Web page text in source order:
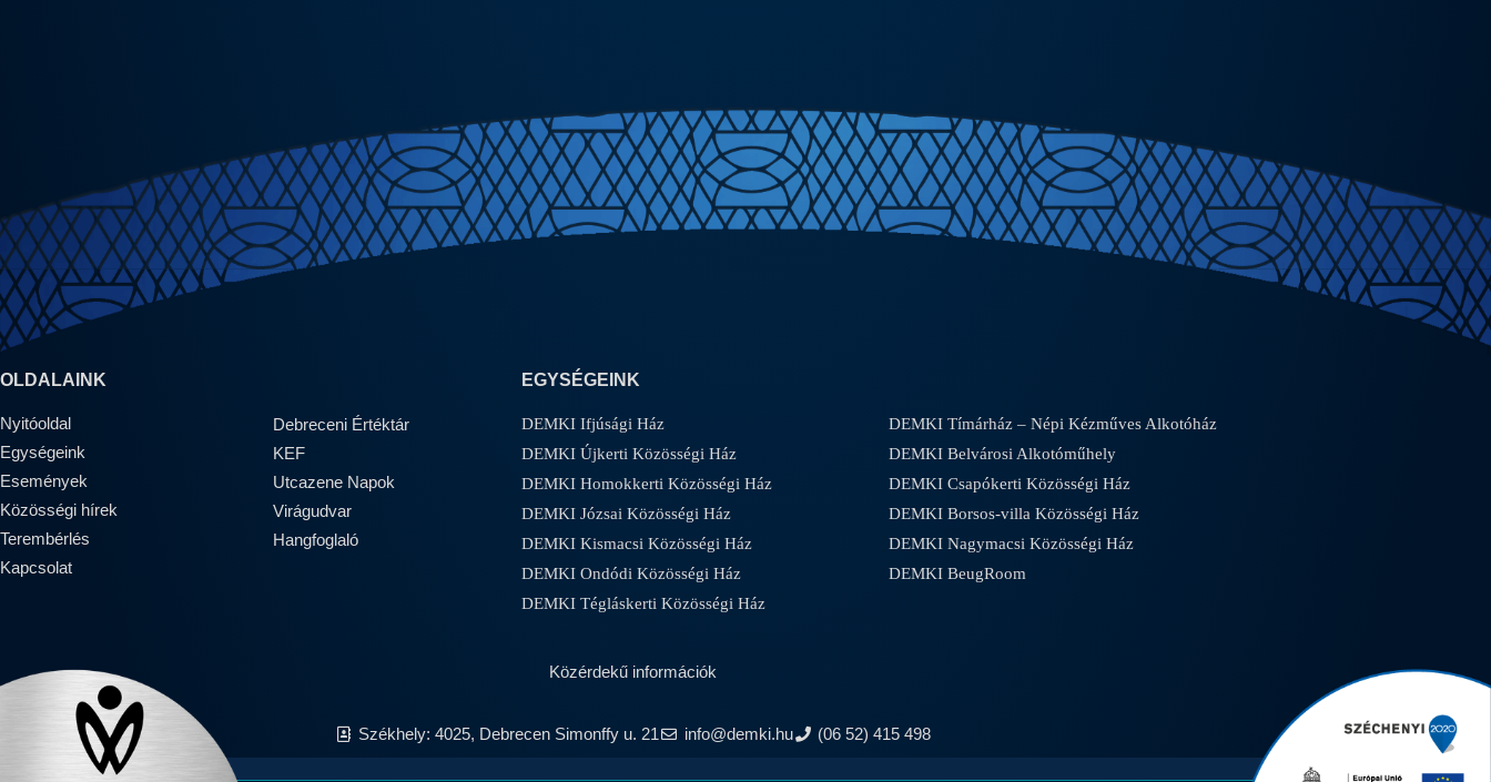
OLDALAINK
Nyitóoldal
Egységeink
Események
Közösségi hírek
Terembérlés
Kapcsolat
Debreceni Értéktár
KEF
Utcazene Napok
Virágudvar
Hangfoglaló
EGYSÉGEINK
DEMKI Ifjúsági Ház
DEMKI Tímárház – Népi Kézműves Alkotóház
DEMKI Újkerti Közösségi Ház
DEMKI Belvárosi Alkotóműhely
DEMKI Homokkerti Közösségi Ház
DEMKI Csapókerti Közösségi Ház
DEMKI Józsai Közösségi Ház
DEMKI Borsos-villa Közösségi Ház
DEMKI Kismacsi Közösségi Ház
DEMKI Nagymacsi Közösségi Ház
DEMKI Ondódi Közösségi Ház
DEMKI BeugRoom
DEMKI Tégláskerti Közösségi Ház
Közérdekű információk
Székhely: 4025, Debrecen Simonffy u. 21 info@demki.hu (06 52) 415 498